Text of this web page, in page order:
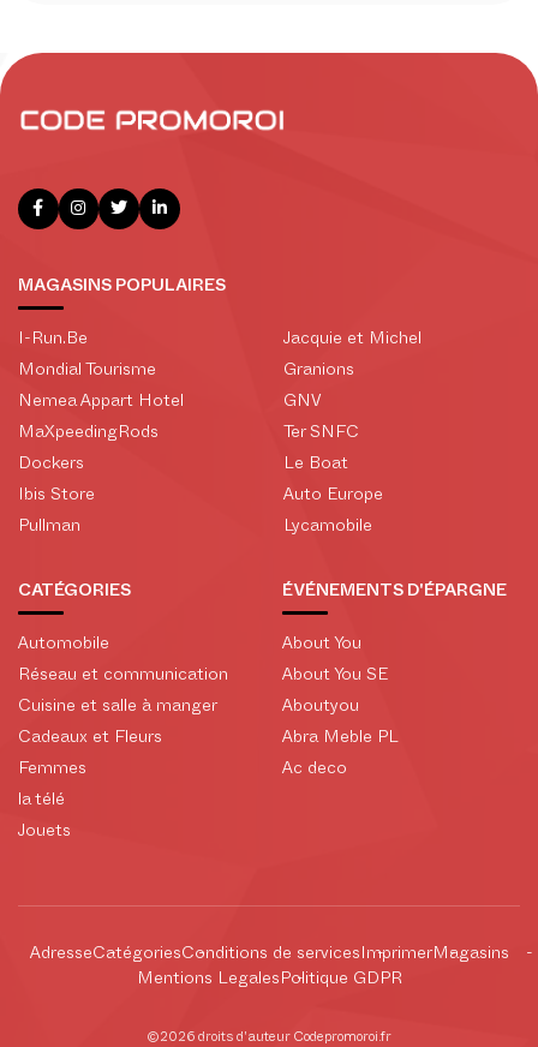
MAGASINS POPULAIRES
I-Run.Be
Mondial Tourisme
Nemea Appart Hotel
MaXpeedingRods
Dockers
Ibis Store
Pullman
Jacquie et Michel
Granions
GNV
Ter SNFC
Le Boat
Auto Europe
Lycamobile
CATÉGORIES
Automobile
Réseau et communication
Cuisine et salle à manger
Cadeaux et Fleurs
Femmes
la télé
Jouets
ÉVÉNEMENTS D'ÉPARGNE
About You
About You SE
Aboutyou
Abra Meble PL
Ac deco
Adresse Catégories Conditions de services Imprimer Magasins
Mentions Legales Politique GDPR
©2026 droits d'auteur Codepromoroi.fr